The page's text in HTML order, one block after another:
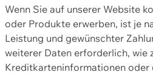
Wenn Sie auf unserer Website
oder Produkte erwerben, ist je
Leistung und gewünschter
weiterer Daten erforderlich, wie
Kreditkarteninformationen oder